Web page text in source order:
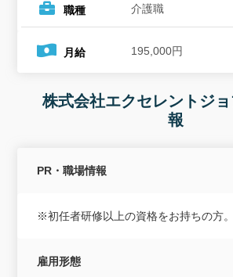
職種 介護職
月給 195,000円
株式会社エクセレントジ
報
PR・職場情報
※初任者研修以上の資格をお持ちの方。
雇用形態